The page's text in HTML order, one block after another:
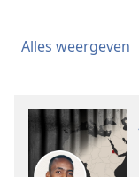
Alles weergeven